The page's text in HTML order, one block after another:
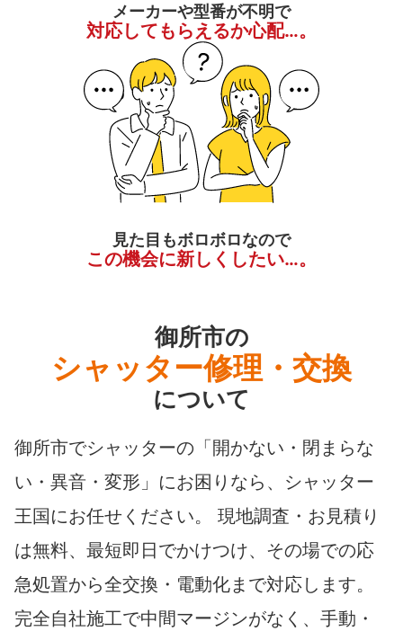
メーカーや型番が不明で
対応してもらえるか心配…。
見た目もボロボロなので
この機会に新しくしたい…。
御所市の
シャッター修理・交換
について
御所市でシャッターの「開かない・閉まらな
い・異音・変形」にお困りなら、シャッター
王国にお任せください。 現地調査・お見積り
は無料、最短即日でかけつけ、その場での応
急処置から全交換・電動化まで対応します。
完全自社施工で中間マージンがなく、手動・